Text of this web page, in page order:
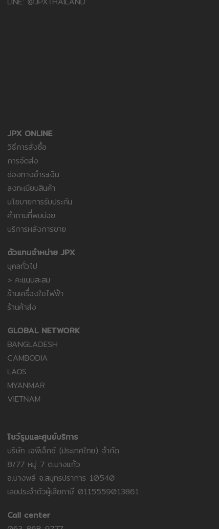
JPX ONLINE
วิธีการสั่งซื้อ
การจัดส่ง
ช่องทางชำระเงิน
ลงทะเบียนสินค้า
นโยบายการรับประกัน
คำถามที่พบบ่อย
บริการหลังการขาย
ตัวแทนจำหน่าย JPX
บุคลทั่วไป
> คะแนนสะสม
ร้านเครื่องใชไฟฟ้า
ร้านค้าส่ง
GLOBAL NETWORK
BANGLADESH
CAMBODIA
LAOS
MYANMAR
VIETNAM
โชว์รูมและศูนย์บริการ
บริษัท เจพีเอ็กซ์ (ประเทศไทย) จำกัด
8/77 หมู่ 7 ต.บางแก้ว
อ.บางพลี จ.สมุทรปราการ 10540
เลขประจำตัวผู้เสียภาษี 0115559013861
Call center